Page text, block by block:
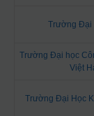
Trường Đại
Trường Đại học
Việt
Trường Đại Học